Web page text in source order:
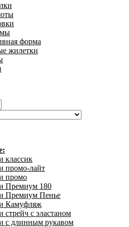
форма
жилетки
классик
промо-лайт
промо
Премиум 180
Премиум Пенье
Камуфляж
стрейч с эластаном
с длинным рукавом